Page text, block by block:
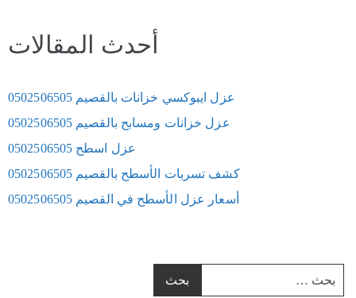
أحدث المقالات
عزل ايبوكسي خزانات بالقصيم 0502506505
عزل خزانات ومسابح بالقصيم 0502506505
عزل اسطح 0502506505
كشف تسربات الأسطح بالقصيم 0502506505
أسعار عزل الأسطح في القصيم 0502506505